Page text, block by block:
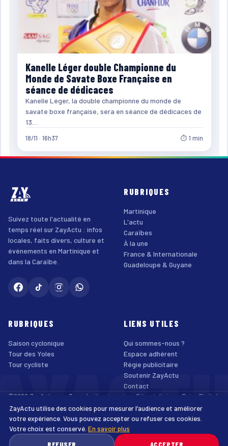
Kanelle Léger double Championne du
Monde de Savate Boxe Française en
séance de dédicaces
Kanelle Léger, la double championne du monde de
savate boxe française, sera en séance de dédicaces de
13…
18/11 · 16h37 ⏱ 1 min
Suivez toute l'actualité en
temps réel sur ZayActu : infos
locales, faits divers, culture et
événements en Martinique et
dans la Caraïbe.
RUBRIQUES
Martinique
L'actu
Caraïbes
À la une
France & Internationale
Guadeloupe & Guyane
RUBRIQUES
Saison cyclonique
Tour des Yoles
Tour cycliste
LIENS UTILES
Qui sommes-nous ?
Espace adhérent
Régie publicitaire
Soutenir ZayActu
Contact
©2026 ZayActu.org. Tous droits réservés. · Site réalisé par Enjoy Digital
Agency
Mentions légales
Confidentialité Cookies Accessibilité
ZayActu utilise des cookies pour mesurer l’audience et améliorer
votre expérience. Vous pouvez accepter ou refuser ces cookies.
Votre choix est conservé. En savoir plus
REFUSER
ACCEPTER